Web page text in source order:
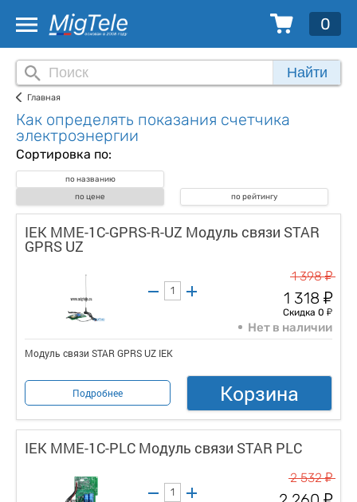
0
Найти
Главная
Как определять показания счетчика
электроэнергии
Сортировка по:
по названию
по цене
по рейтингу
IEK MME-1C-GPRS-R-UZ Модуль связи STAR
GPRS UZ
1 398у
1 318 у
Скидка 0 у
Нет в наличии
Модуль связи STAR GPRS UZ IEK
Подробнее Корзина
IEK MME-1C-PLC Модуль связи STAR PLC
2 532у
у